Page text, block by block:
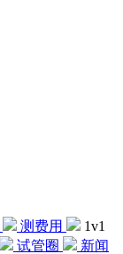
测费用
1v1
试管圈
新闻